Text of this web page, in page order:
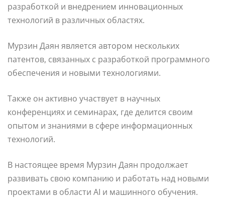
разработкой и внедрением инновационных
технологий в различных областях.
Мурзин Даян является автором нескольких
патентов, связанных с разработкой программного
обеспечения и новыми технологиями.
Также он активно участвует в научных
конференциях и семинарах, где делится своим
опытом и знаниями в сфере информационных
технологий.
В настоящее время Мурзин Даян продолжает
развивать свою компанию и работать над новыми
проектами в области AI и машинного обучения.